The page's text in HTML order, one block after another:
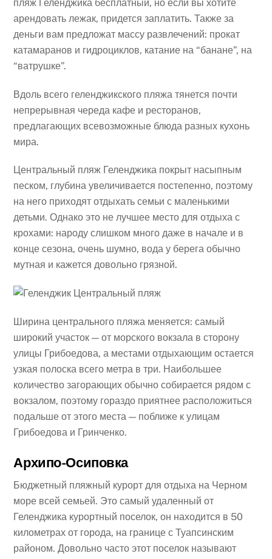
пляж Геленджика бесплатный, но если вы хотите
арендовать лежак, придется заплатить. Также за
деньги вам предложат массу развлечений: прокат
катамаранов и гидроциклов, катание на “банане”, на
“ватрушке”.
Вдоль всего геленджикского пляжа тянется почти
непрерывная череда кафе и ресторанов,
предлагающих всевозможные блюда разных кухонь
мира.
Центральный пляж Геленджика покрыт насыпным
песком, глубина увеличивается постепенно, поэтому
на него приходят отдыхать семьи с маленькими
детьми. Однако это не лучшее место для отдыха с
крохами: народу слишком много даже в начале и в
конце сезона, очень шумно, вода у берега обычно
мутная и кажется довольно грязной.
Ширина центрального пляжа меняется: самый
широкий участок — от морского вокзала в сторону
улицы Грибоедова, а местами отдыхающим остается
узкая полоска всего метра в три. Наибольшее
количество загорающих обычно собирается рядом с
вокзалом, поэтому гораздо приятнее расположиться
подальше от этого места — поближе к улицам
Грибоедова и Гринченко.
Архипо-Осиповка
Бюджетный пляжный курорт для отдыха на Черном
море всей семьей. Это самый удаленный от
Геленджика курортный поселок, он находится в 50
километрах от города, на границе с Туапсинским
районом. Довольно часто этот поселок называют